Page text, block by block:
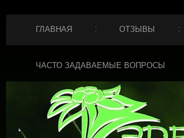
ГЛАВНАЯ ОТЗЫВЫ
ЧАСТО ЗАДАВАЕМЫЕ ВОПРОСЫ